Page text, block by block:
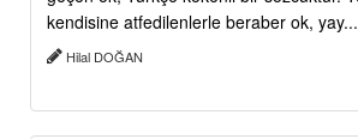
kendisine atfedilenlerle beraber ok, yay...
Hilal DOĞAN